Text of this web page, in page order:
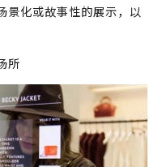
景化或故事性的展示，以
所